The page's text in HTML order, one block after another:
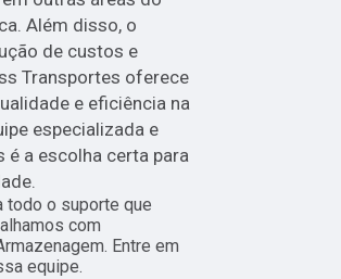
Além disso, o
de custos e
Transportes oferece
e eficiência na
especializada e
é a escolha certa para
todo o suporte que
com
Entre em
equipe.